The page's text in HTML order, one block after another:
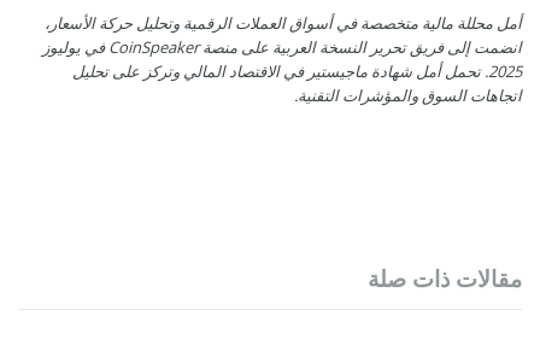
أمل محللة مالية متخصصة في أسواق العملات الرقمية وتحليل حركة الأسعار،
انضمت إلى فريق تحرير النسخة العربية على منصة CoinSpeaker في يوليوز
2025. تحمل أمل شهادة ماجيستير في الاقتصاد المالي وتركز على تحليل
اتجاهات السوق والمؤشرات التقنية.
مقالات ذات صلة